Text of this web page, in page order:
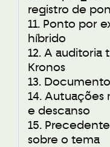
registro de
11. Ponto por
híbrido
12. A auditoria
Kronos
13.
14. Autuações
e descanso
15.
sobre o tema